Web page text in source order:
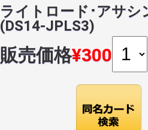
ライトロード･アサシ
(DS14-JPLS3)
販売価格¥300